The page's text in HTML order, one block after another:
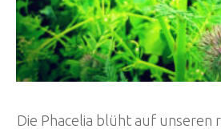
Die Phacelia blüht auf unseren